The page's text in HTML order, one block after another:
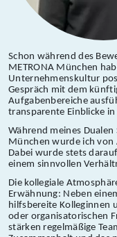
Schon während des
METRONA München
Unternehmenskultur
Gespräch mit dem
Aufgabenbereiche
transparente Einblicke
Während meines Dualen
München wurde ich von
Dabei wurde stets
einem sinnvollen
Die kollegiale
Erwähnung: Neben
hilfsbereite Kolleginnen
oder organisatorischen
stärken regelmäßige